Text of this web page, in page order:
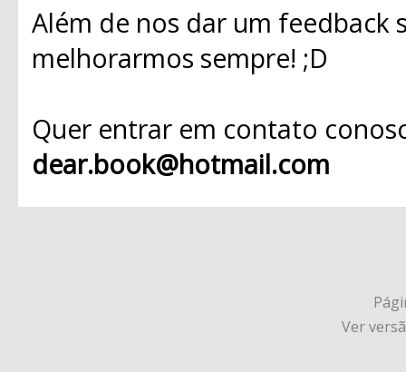
Além de nos dar um
melhorarmos sempre! ;D
Quer entrar em contato
dear.book@hotmail.com
Ver